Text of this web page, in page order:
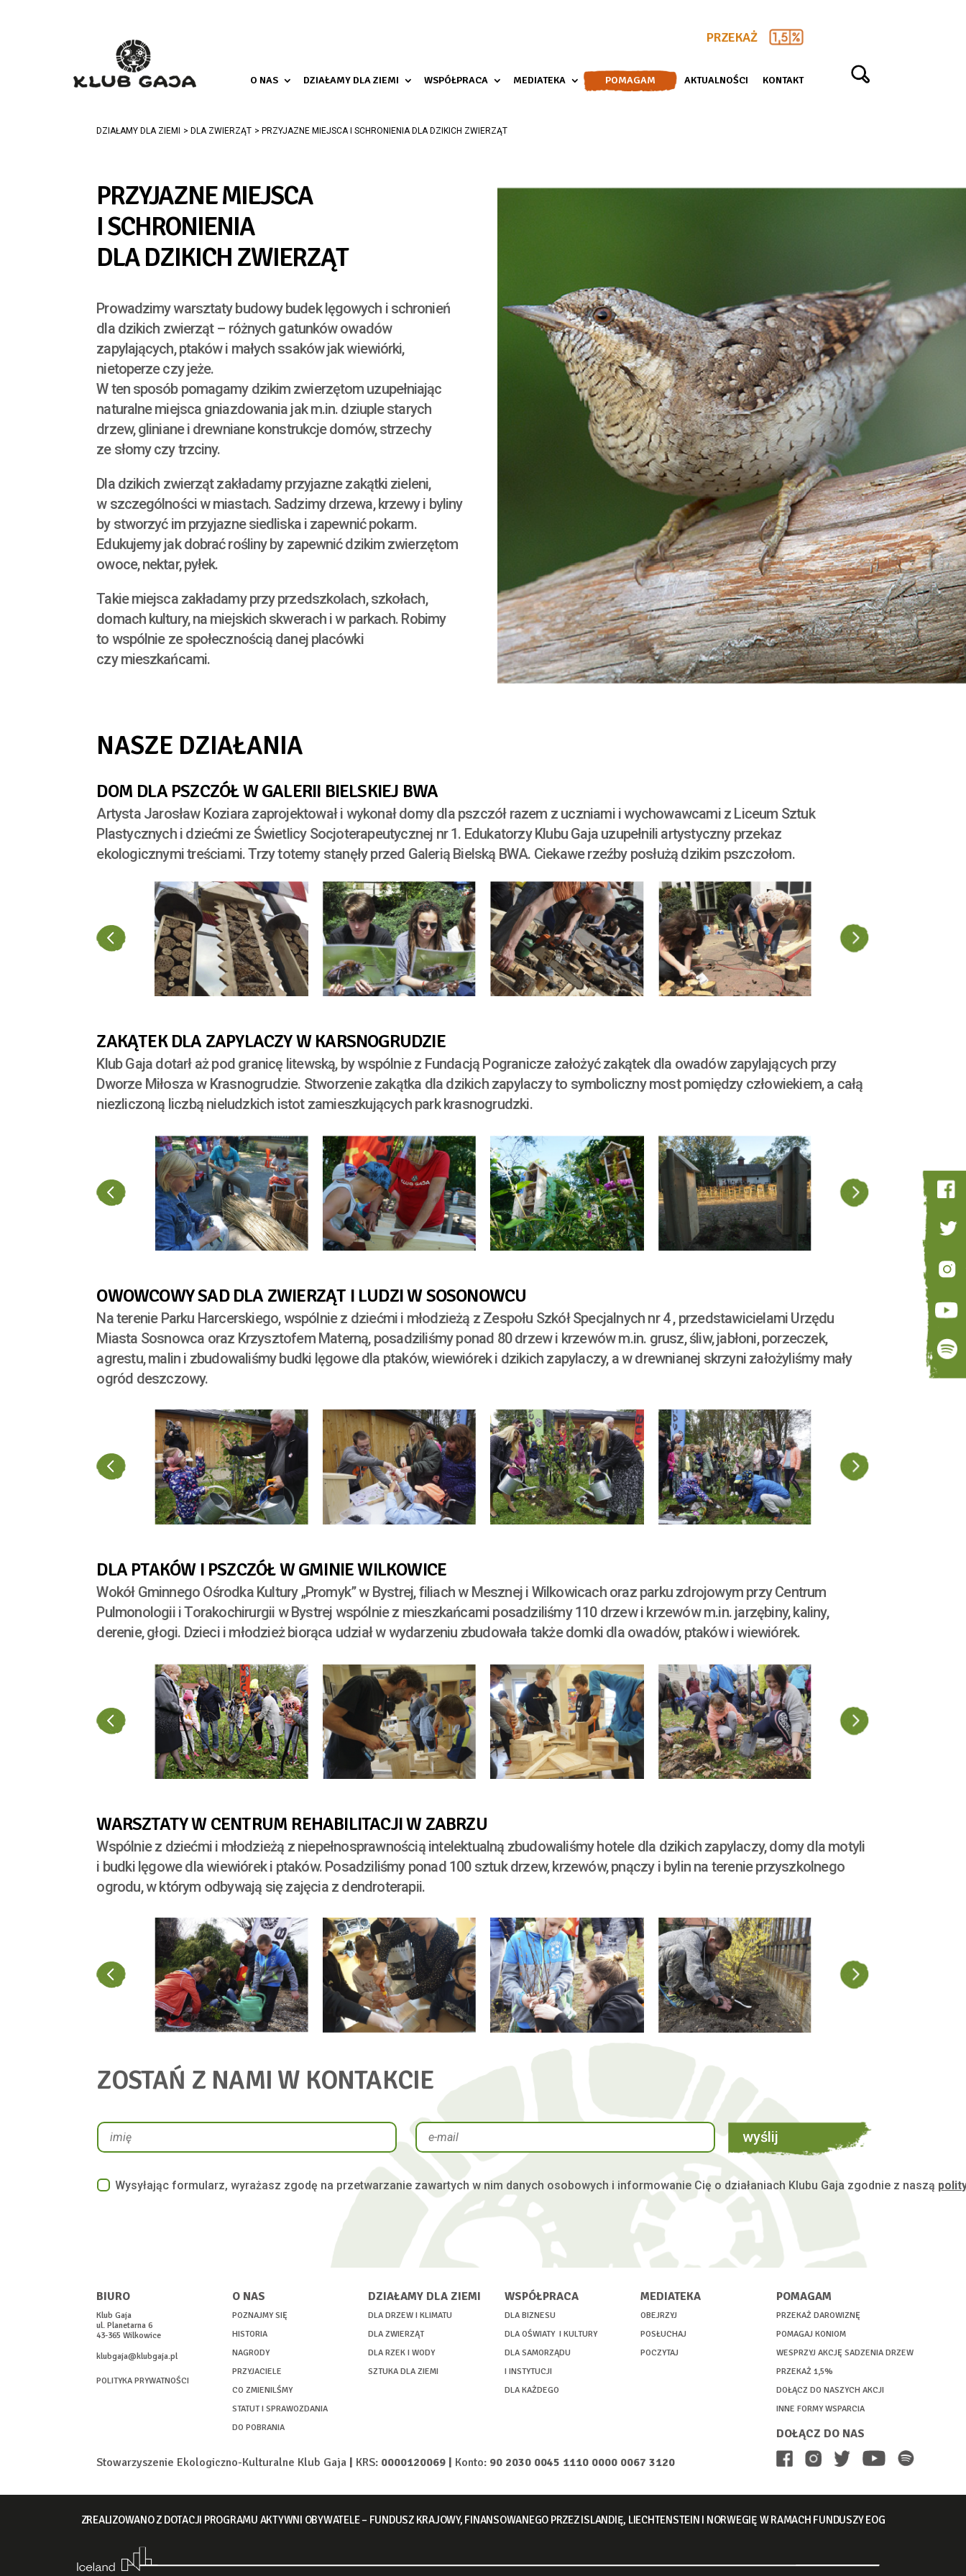
PRZEKAŻ
O NAS DZIAŁAMY DLA ZIEMI WSPÓŁPRACA MEDIATEKA POMAGAM AKTUALNOŚCI KONTAKT
DZIAŁAMY DLA ZIEMI DLA ZWIERZĄT PRZYJAZNE MIEJSCA I SCHRONIENIA DLA DZIKICH ZWIERZĄT
PRZYJAZNE MIEJSCA
I SCHRONIENIA
DLA DZIKICH ZWIERZĄT
Prowadzimy warsztaty budowy budek lęgowych i schronień
dla dzikich zwierząt – różnych gatunków owadów
zapylających, ptaków i małych ssaków jak wiewiórki,
nietoperze czy jeże.
W ten sposób pomagamy dzikim zwierzętom uzupełniając
naturalne miejsca gniazdowania jak m.in. dziuple starych
drzew, gliniane i drewniane konstrukcje domów, strzechy
ze słomy czy trzciny.
Dla dzikich zwierząt zakładamy przyjazne zakątki zieleni,
w szczególności w miastach. Sadzimy drzewa, krzewy i byliny
by stworzyć im przyjazne siedliska i zapewnić pokarm.
Edukujemy jak dobrać rośliny by zapewnić dzikim zwierzętom
owoce, nektar, pyłek.
Takie miejsca zakładamy przy przedszkolach, szkołach,
domach kultury, na miejskich skwerach i w parkach. Robimy
to wspólnie ze społecznością danej placówki
czy mieszkańcami.
NASZE DZIAŁANIA
DOM DLA PSZCZÓŁ W GALERII BIELSKIEJ BWA
Artysta Jarosław Koziara zaprojektował i wykonał domy dla pszczół razem z uczniami i wychowawcami z Liceum Sztuk
Plastycznych i dziećmi ze Świetlicy Socjoterapeutycznej nr 1. Edukatorzy Klubu Gaja uzupełnili artystyczny przekaz
ekologicznymi treściami. Trzy totemy stanęły przed Galerią Bielską BWA. Ciekawe rzeźby posłużą dzikim pszczołom.
ZAKĄTEK DLA ZAPYLACZY W KARSNOGRUDZIE
Klub Gaja dotarł aż pod granicę litewską, by wspólnie z Fundacją Pogranicze założyć zakątek dla owadów zapylających przy
Dworze Miłosza w Krasnogrudzie. Stworzenie zakątka dla dzikich zapylaczy to symboliczny most pomiędzy człowiekiem, a całą
niezliczoną liczbą nieludzkich istot zamieszkujących park krasnogrudzki.
OWOWCOWY SAD DLA ZWIERZĄT I LUDZI W SOSONOWCU
Na terenie Parku Harcerskiego, wspólnie z dziećmi i młodzieżą z Zespołu Szkół Specjalnych nr 4 , przedstawicielami Urzędu
Miasta Sosnowca oraz Krzysztofem Materną, posadziliśmy ponad 80 drzew i krzewów m.in. grusz, śliw, jabłoni, porzeczek,
agrestu, malin i zbudowaliśmy budki lęgowe dla ptaków, wiewiórek i dzikich zapylaczy, a w drewnianej skrzyni założyliśmy mały
ogród deszczowy.
DLA PTAKÓW I PSZCZÓŁ W GMINIE WILKOWICE
Wokół Gminnego Ośrodka Kultury „Promyk” w Bystrej, filiach w Mesznej i Wilkowicach oraz parku zdrojowym przy Centrum
Pulmonologii i Torakochirurgii w Bystrej wspólnie z mieszkańcami posadziliśmy 110 drzew i krzewów m.in. jarzębiny, kaliny,
derenie, głogi. Dzieci i młodzież biorąca udział w wydarzeniu zbudowała także domki dla owadów, ptaków i wiewiórek.
WARSZTATY W CENTRUM REHABILITACJI W ZABRZU
Wspólnie z dziećmi i młodzieżą z niepełnosprawnością intelektualną zbudowaliśmy hotele dla dzikich zapylaczy, domy dla motyli
i budki lęgowe dla wiewiórek i ptaków. Posadziliśmy ponad 100 sztuk drzew, krzewów, pnączy i bylin na terenie przyszkolnego
ogrodu, w którym odbywają się zajęcia z dendroterapii.
ZOSTAŃ Z NAMI W KONTAKCIE
Wysyłając formularz, wyrażasz zgodę na przetwarzanie zawartych w nim danych osobowych i informowanie Cię o działaniach Klubu Gaja zgodnie z naszą
wyślij
BIURO
Klub Gaja
ul. Planetarna 6
43-365 Wilkowice
klubgaja@klubgaja.pl
POLITYKA PRYWATNOŚCI
O NAS
POZNAJMY SIĘ
HISTORIA
NAGRODY
PRZYJACIELE
CO ZMIENILŚMY
STATUT I SPRAWOZDANIA
DO POBRANIA
DZIAŁAMY DLA ZIEMI
DLA DRZEW I KLIMATU
DLA ZWIERZĄT
DLA RZEK I WODY
SZTUKA DLA ZIEMI
WSPÓŁPRACA
DLA BIZNESU
DLA OŚWIATY I KULTURY
DLA SAMORZĄDU
I INSTYTUCJI
DLA KAŻDEGO
MEDIATEKA
OBEJRZYJ
POSŁUCHAJ
POCZYTAJ
POMAGAM
PRZEKAŻ DAROWIZNĘ
POMAGAJ KONIOM
WESPRZYJ AKCJĘ SADZENIA DRZEW
PRZEKAŻ 1,5%
DOŁĄCZ DO NASZYCH AKCJI
INNE FORMY WSPARCIA
DOŁĄCZ DO NAS
Stowarzyszenie Ekologiczno-Kulturalne Klub Gaja KRS: 0000120069 | Konto: 90 2030 0045 1110 0000 0067 3120
ZREALIZOWANO Z DOTACJI PROGRAMU AKTYWNI OBYWATELE – FUNDUSZ KRAJOWY, FINANSOWANEGO PRZEZ ISLANDIĘ, LIECHTENSTEIN I NORWEGIĘ W RAMACH FUNDUSZY EOG